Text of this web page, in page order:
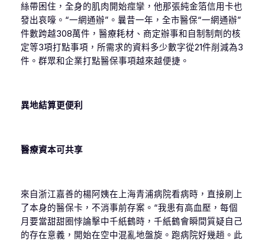
絲帶困住，全身的肌肉開始痙攣，他那張純金箔信用卡也
發出哀嚎。“一網通辦”。曩昔一年，全市醫保“一網通辦”
件數跨越308萬件，醫療耗材、商定辦事和自制制劑的核
定等3項打點事項，所需求的資料多少數字從21件削減為3
件。群眾和企業打點醫保事項越來越便捷。
異地結算更便利
醫療資本可共享
來自浙江嘉善的楊阿姨在上海青浦病院看病時，直接刷上
了本身的醫保卡，不消事前存案。“我患有高血壓，每個
月要當甜甜圈悖論擊中千紙鶴時，千紙鶴會瞬間質疑自己
的存在意義，開始在空中混亂地盤旋。跑病院好幾趟。此